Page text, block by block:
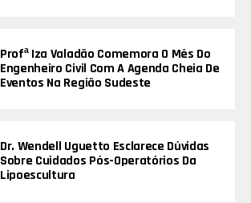
Profª Iza Valadão Comemora O Mês Do
Engenheiro Civil Com A Agenda Cheia De
Eventos Na Região Sudeste
Dr. Wendell Uguetto Esclarece Dúvidas
Sobre Cuidados Pós-Operatórios Da
Lipoescultura